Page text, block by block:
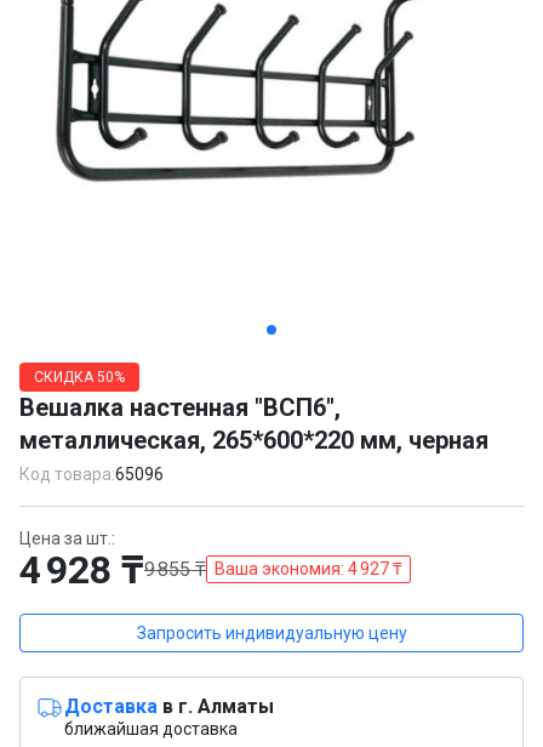
of
6
СКИДКА 50%
Вешалка настенная "ВСП6",
металлическая, 265*600*220 мм, черная
Код товара:65096
Цена за шт.:
4 928 ₸9 855 ₸ Ваша экономия: 4 927 ₸
Запросить индивидуальную цену
Доставка в г. Алматы
ближайшая доставка